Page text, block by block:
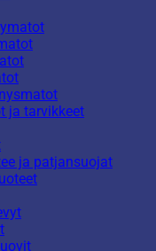
ja tarvikkeet
ja patjansuojat